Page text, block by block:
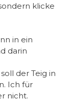
klicke
in ein
darin
der Teig in
Ich für
nicht.